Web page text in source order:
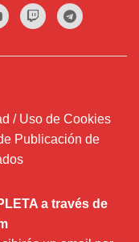
/ Uso de Cookies
Publicación de
a través de